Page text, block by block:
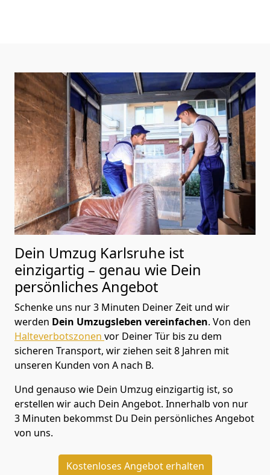
Dein Umzug Karlsruhe ist
einzigartig – genau wie Dein
persönliches Angebot
Schenke uns nur 3 Minuten Deiner Zeit und wir
werden Dein Umzugsleben vereinfachen. Von den
Halteverbotszonen vor Deiner Tür bis zu dem
sicheren Transport, wir ziehen seit 8 Jahren mit
unseren Kunden von A nach B.
Und genauso wie Dein Umzug einzigartig ist, so
erstellen wir auch Dein Angebot. Innerhalb von nur
3 Minuten bekommst Du Dein persönliches Angebot
von uns.
Kostenloses Angebot erhalten